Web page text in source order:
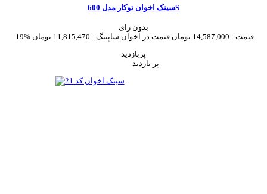
سینک اخوان توکار مدل 600S
بدون رای
-19%
قیمت : 14,587,000 تومان قیمت در اخوان شاپینگ : 11,815,470 تومان
پربازدید
پر بازدید